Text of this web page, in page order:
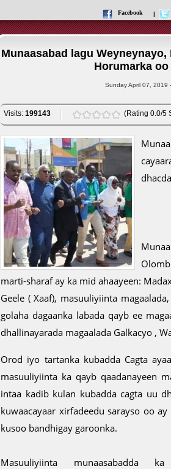
Facebook |
Munaasabad lagu
Horumarka
Sunday April 07, 2019
Visits: 199143 (Rating 0.0/5
marti-sharaf ay ka mid ahaayeen:
Geele ( Xaaf), masuuliyiinta
golaha dagaanka labada qayb ee
dhallinayarada magaalada Galkacyo ,
Orod iyo tartanka kubadda Cagta
masuuliyiinta ka qayb qaadanayeen
intaa kadib kulan kubadda cagta uu
kuwaacayaar xirfadeedu sarayso oo
kusoo bandhigay garoonka.
Masuuliyiinta